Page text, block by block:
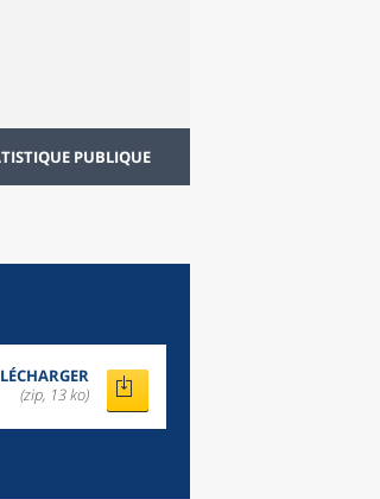
PUBLIQUE
(zip, 13 ko)